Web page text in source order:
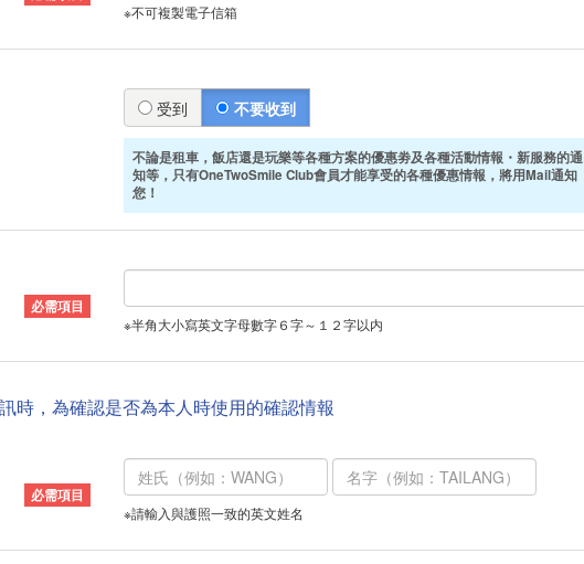
※不可複製電子信箱
受到 不要收到
不論是租車，飯店還是玩樂等各種方案的優惠劵及各種活動情報・新服務的通
知等，只有OneTwoSmile Club會員才能享受的各種優惠情報，將用Mail通知
您！
※半角大小寫英文字母數字６字～１２字以内
時，為確認是否為本人時使用的確認情報
※請輸入與護照一致的英文姓名